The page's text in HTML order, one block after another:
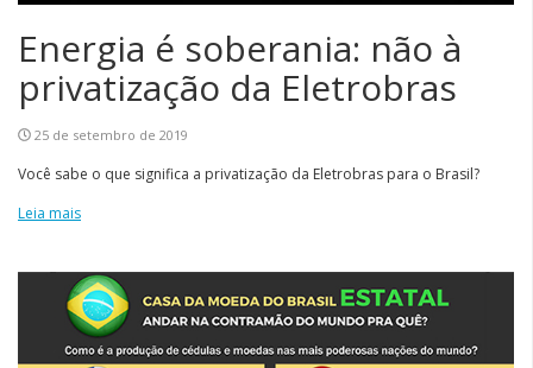
Energia é soberania: não à
privatização da Eletrobras
25 de setembro de 2019
Você sabe o que significa a privatização da Eletrobras para o Brasil?
Leia mais